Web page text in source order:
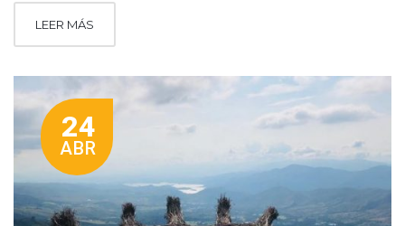
LEER MÁS
24
ABR